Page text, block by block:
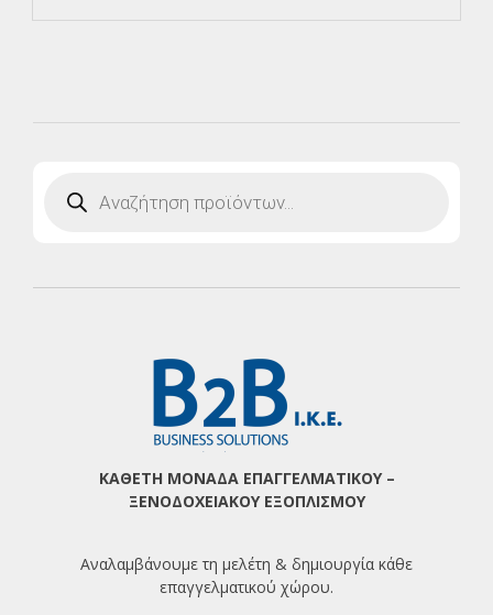
search
ΚΑΘΕΤΗ ΜΟΝΑΔΑ ΕΠΑΓΓΕΛΜΑΤΙΚΟΥ –
ΞΕΝΟΔΟΧΕΙΑΚΟΥ ΕΞΟΠΛΙΣΜΟΥ
Αναλαμβάνουμε τη μελέτη & δημιουργία κάθε
επαγγελματικού χώρου.